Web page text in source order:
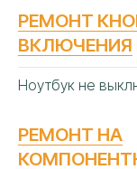
РЕМОНТ
ВКЛЮЧЕНИЯ
Ноутбук не
РЕМОНТ НА